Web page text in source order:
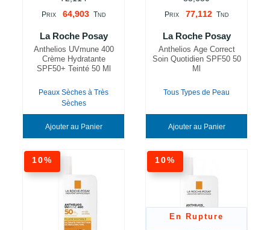
PRIX 64,903 TND
La Roche Posay
Anthelios UVmune 400
Crème Hydratante
SPF50+ Teinté 50 Ml
Peaux Sèches à Très
Sèches
Ajouter au Panier
PRIX 77,112 TND
La Roche Posay
Anthelios Age Correct
Soin Quotidien SPF50 50
Ml
Tous Types de Peau
Ajouter au Panier
10%
En Rupture
10%